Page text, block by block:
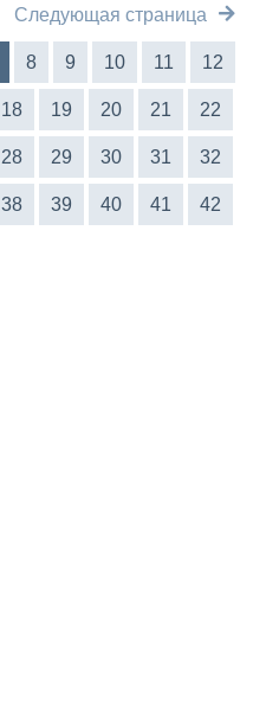
Следующая страница
8 9 10 11 12
18 19 20 21 22
28 29 30 31 32
38 39 40 41 42